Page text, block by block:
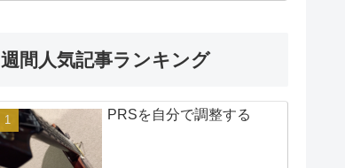
週間人気記事ランキング
PRSを自分で調整する